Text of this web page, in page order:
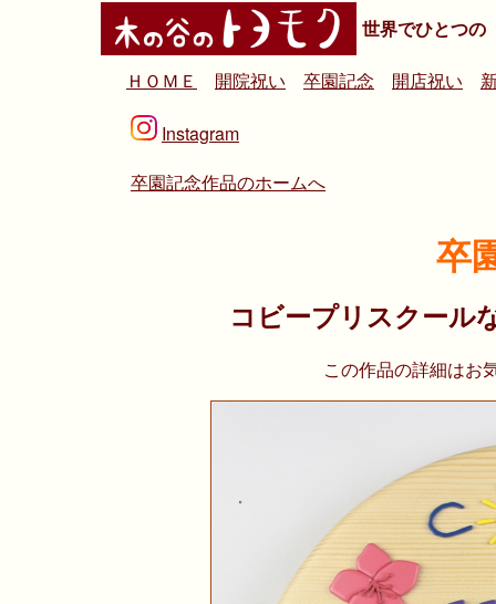
世界でひとつの
ＨＯＭＥ 開院祝い 卒園記念 開店祝い
Instagram
卒園記念作品のホームへ
卒
コビープリスクール
この作品の詳細はお